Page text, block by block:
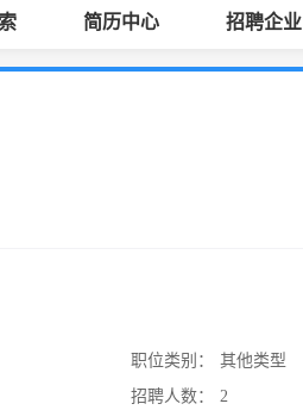
简历中心 招聘企业
职位类别：
其他类型
招聘人数：
2